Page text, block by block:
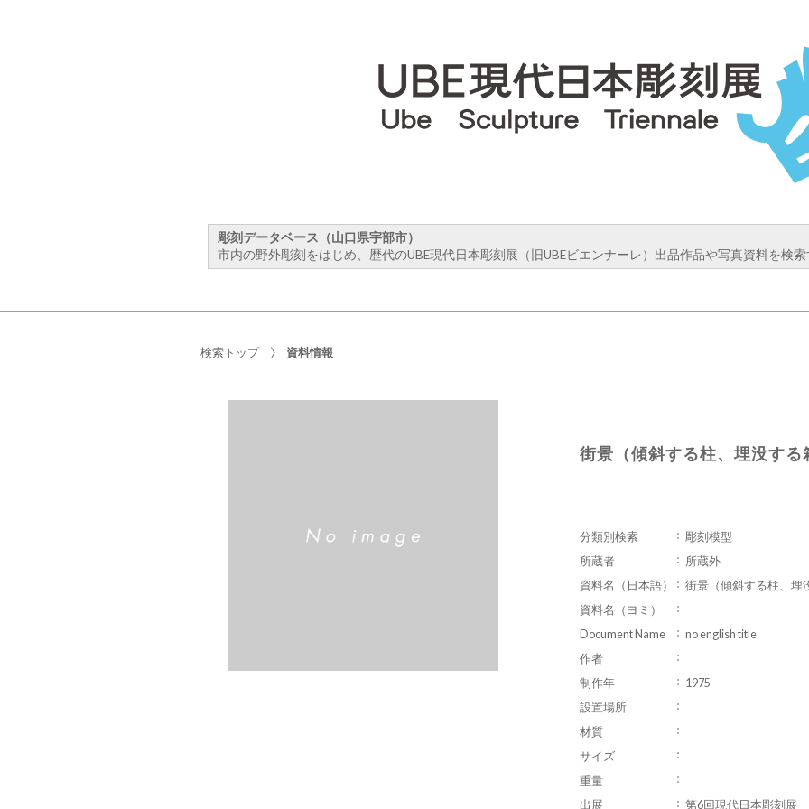
彫刻データベース（山口県宇部市）
市内の野外彫刻をはじめ、歴代のUBE現代日本彫刻展（旧UBEビエンナーレ）出品作品や写真資料を検索
検索トップ 資料情報
街景（傾斜する柱、埋没する
分類別検索
彫刻模型
所蔵者
所蔵外
資料名（日本語）
街景（傾斜する柱、埋
資料名（ヨミ）
Document Name
no english title
作者
制作年
1975
設置場所
材質
サイズ
重量
出展
第6回現代日本彫刻展